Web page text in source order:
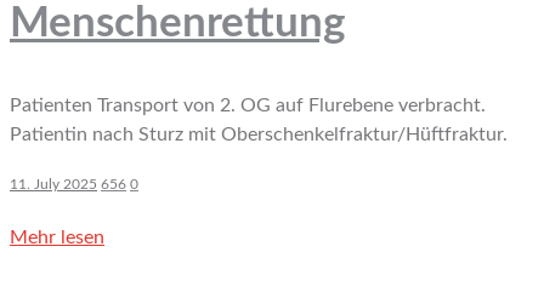
Menschenrettung
Patienten Transport von 2. OG auf Flurebene verbracht.
Patientin nach Sturz mit Oberschenkelfraktur/Hüftfraktur.
11. July 2025 656 0
Mehr lesen